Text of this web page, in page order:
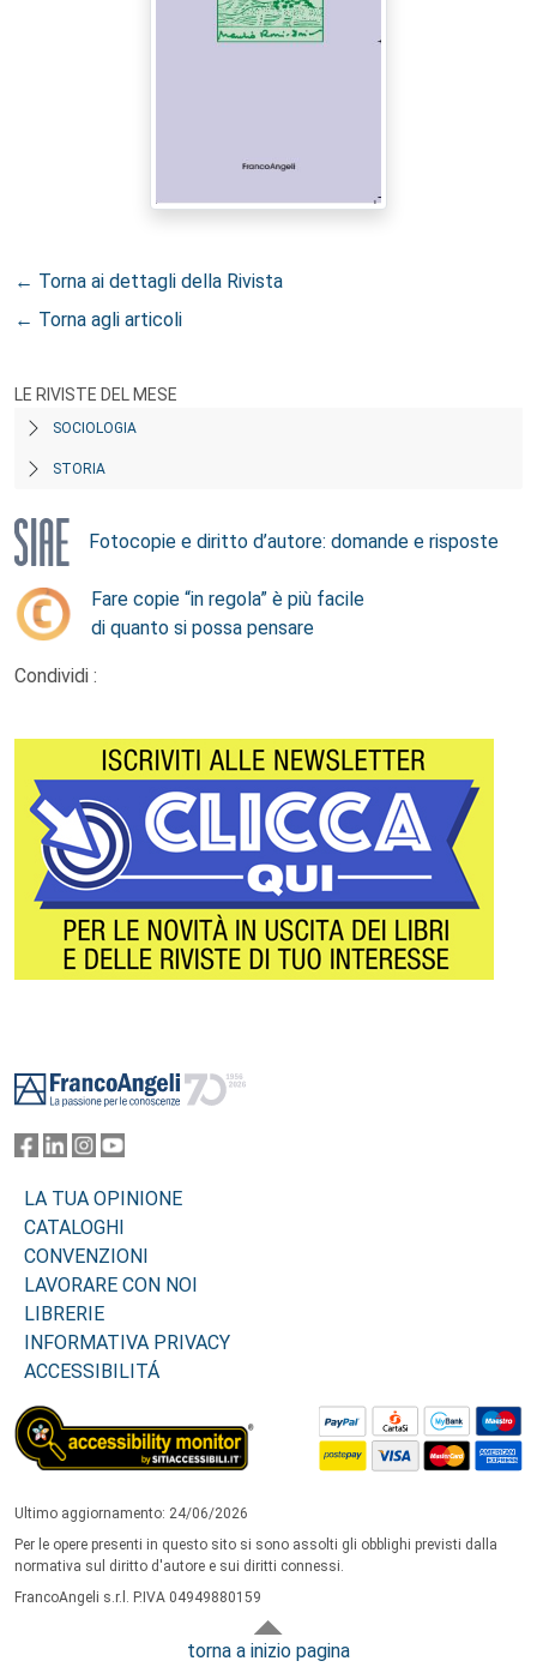
← Torna ai dettagli della Rivista
← Torna agli articoli
LE RIVISTE DEL MESE
SOCIOLOGIA
STORIA
Fotocopie e diritto d’autore: domande e risposte
Fare copie “in regola” è più facile
di quanto si possa pensare
Condividi :
LA TUA OPINIONE
CATALOGHI
CONVENZIONI
LAVORARE CON NOI
LIBRERIE
INFORMATIVA PRIVACY
ACCESSIBILITÁ
Ultimo aggiornamento: 24/06/2026
Per le opere presenti in questo sito si sono assolti gli obblighi previsti dalla
normativa sul diritto d'autore e sui diritti connessi.
FrancoAngeli s.r.l. P.IVA 04949880159
torna a inizio pagina